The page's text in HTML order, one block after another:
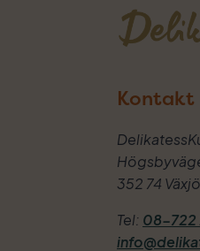
Kontakt
352 74 Växjö
Tel: 08-722